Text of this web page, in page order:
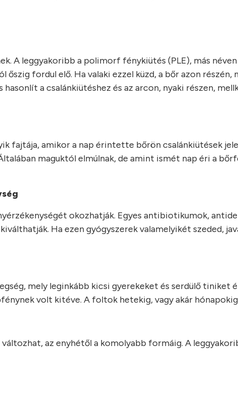
A leggyakoribb a polimorf fénykiütés (PLE), más
őszig fordul elő. Ha valaki ezzel küzd, a bőr azon
a csalánkiütéshez és az arcon, nyaki részen,
fajtája, amikor a nap érintette bőrön csalánkiütések
maguktól elmúlnak, de amint ismét nap éri a
okozhatják. Egyes antibiotikumok,
Ha ezen gyógyszerek valamelyikét szeded,
mely leginkább kicsi gyerekeket és serdülő tiniket
volt kitéve. A foltok hetekig, vagy akár
az enyhétől a komolyabb formáig. A